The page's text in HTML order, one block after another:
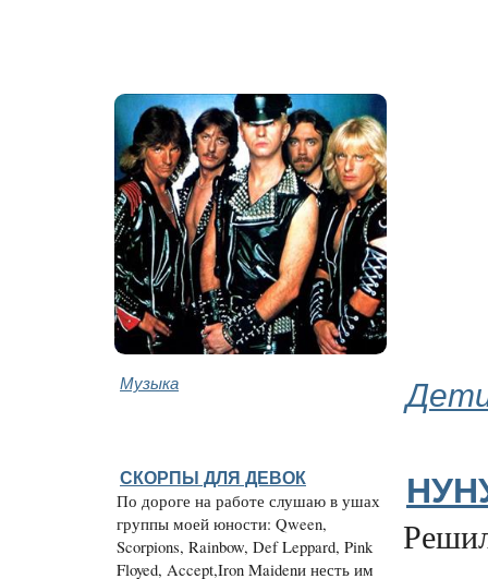
Музыка
СКОРПЫ ДЛЯ ДЕВОК
По дороге на работе слушаю в ушах
группы моей юности: Qween,
Scorpions, Rainbow, Def Leppard, Pink
Floyed, Accept,Iron Maidenи несть им